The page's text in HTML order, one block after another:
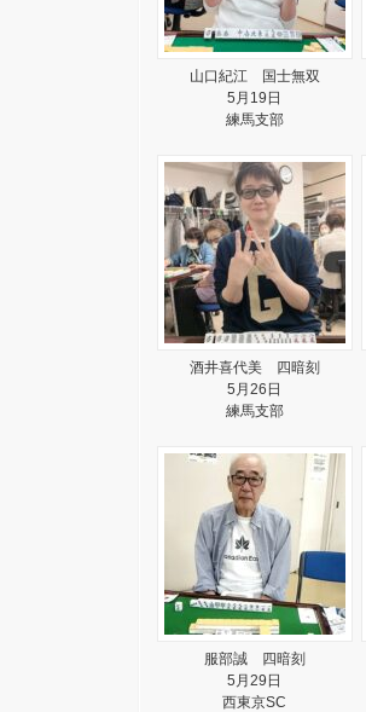
山口紀江 国士無双
5月19日
練馬支部
酒井喜代美 四暗刻
5月26日
練馬支部
服部誠 四暗刻
5月29日
西東京SC